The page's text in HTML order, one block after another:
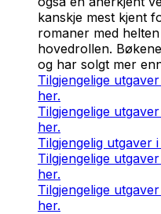
kanskje mest kjent
romaner med
hovedrollen.
og har solgt mer
Tilgjengelige
her.
Tilgjengelige
her.
Tilgjengelig utgaver
Tilgjengelige
her.
Tilgjengelige
her.